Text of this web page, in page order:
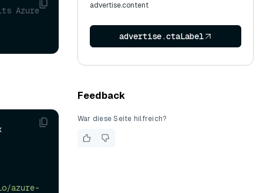
Azure
azure-
advertise.content
advertise.ctaLabel
Feedback
War diese Seite hilfreich?